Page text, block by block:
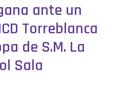
ante un
Torreblanca
de S.M. La
Sala